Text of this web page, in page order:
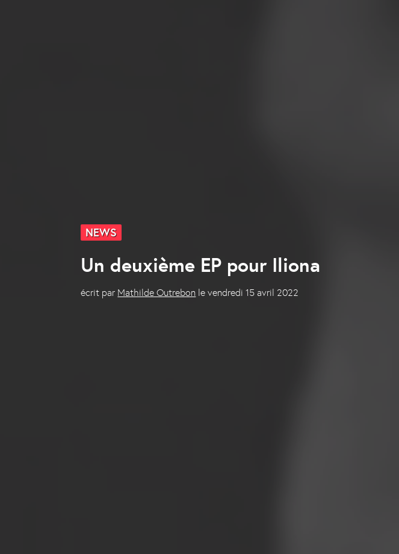
NEWS
Un deuxième EP pour Iliona
écrit par Mathilde Outrebon le vendredi 15 avril 2022